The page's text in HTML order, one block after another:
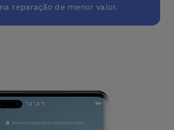
na reparação de menor valor.